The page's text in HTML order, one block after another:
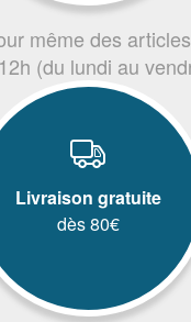
même des
(du lundi au
Livraison gratuite
dès 80€